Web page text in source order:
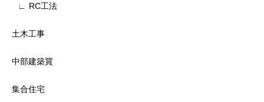
RC工法
土木工事
中部建築賞
集合住宅